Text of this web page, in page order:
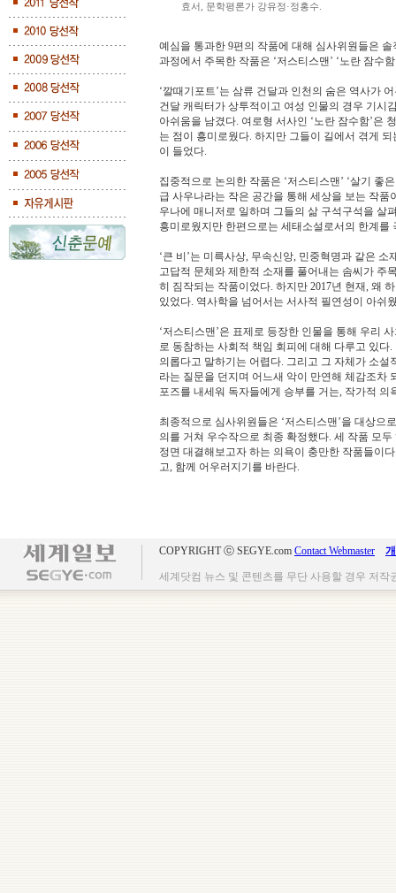
효서, 문학평론가 강유정·정홍수.
예심을 통과한 9편의 작품에 대해 심사위원들은
과정에서 주목한 작품은 ‘저스티스맨’ ‘노란 잠수함
‘깔때기포트’는 삼류 건달과 인천의 숨은 역사가
건달 캐릭터가 상투적이고 여성 인물의 경우 기시
아쉬움을 남겼다. 여로형 서사인 ‘노란 잠수함’은
는 점이 흥미로웠다. 하지만 그들이 길에서 겪게
이 들었다.
집중적으로 논의한 작품은 ‘저스티스맨’ ‘살기 좋
급 사우나라는 작은 공간을 통해 세상을 보는 작
우나에 매니저로 일하며 그들의 삶 구석구석을 살
흥미로웠지만 한편으로는 세태소설로서의 한계를
‘큰 비’는 미륵사상, 무속신앙, 민중혁명과 같은
고답적 문체와 제한적 소재를 풀어내는 솜씨가 주
히 짐작되는 작품이었다. 하지만 2017년 현재, 왜
있었다. 역사학을 넘어서는 서사적 필연성이 아쉬
‘저스티스맨’은 표제로 등장한 인물을 통해 우리
로 동참하는 사회적 책임 회피에 대해 다루고 있
의롭다고 말하기는 어렵다. 그리고 그 자체가 소
라는 질문을 던지며 어느새 악이 만연해 체감조차
포즈를 내세워 독자들에게 승부를 거는, 작가적 의
최종적으로 심사위원들은 ‘저스티스맨’을 대상으
의를 거쳐 우수작으로 최종 확정했다. 세 작품 모
정면 대결해보고자 하는 의욕이 충만한 작품들이
고, 함께 어우러지기를 바란다.
COPYRIGHT ⓒ SEGYE.com Contact Webmaster
세계닷컴 뉴스 및 콘텐츠를 무단 사용할 경우 저